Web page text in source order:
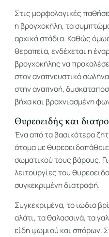
Στις μορφολογικές
η βρογχοκήλη, τα
αρχικά στάδια. Καθώς
θεραπεία, ενδέχεται η
βρογχοκήλης να
στον αναπνευστικό
στην αναπνοή,
βήχα και βραχνιασμένη
Θυρεοειδής και
Ένα από τα βασικότερα
άτομα με
σωματικού τους βάρους.
λειτουργίες του
συγκεκριμένη διατροφή.
Συγκεκριμένα, το ιώδιο
αλάτι, τα θαλασσινά, τα
είδη ψωμιού και σπόρων.